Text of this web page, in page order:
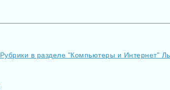
Рубрики в разделе "Компьютеры и Интернет"